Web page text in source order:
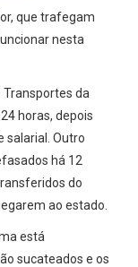
que trafegam
nesta
Transportes da
horas, depois
salarial. Outro
há 12
do
ao estado.
está
sucateados e os